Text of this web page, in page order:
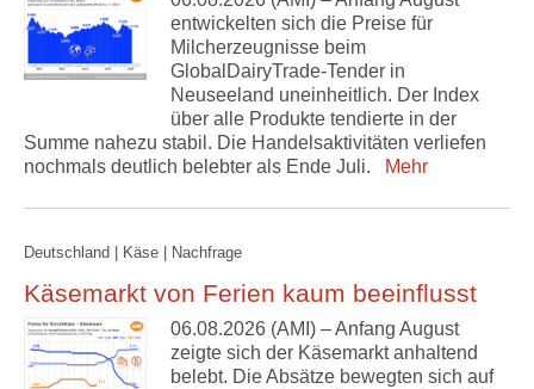
entwickelten sich die Preise für
Milcherzeugnisse beim
GlobalDairyTrade-Tender in
Neuseeland uneinheitlich. Der Index
über alle Produkte tendierte in der
Summe nahezu stabil. Die Handelsaktivitäten verliefen
nochmals deutlich belebter als Ende Juli.
Mehr
Deutschland | Käse | Nachfrage
Käsemarkt von Ferien kaum beeinflusst
06.08.2026 (AMI) – Anfang August
zeigte sich der Käsemarkt anhaltend
belebt. Die Absätze bewegten sich auf